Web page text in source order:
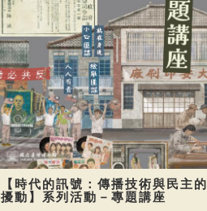
【時代的訊號：傳播技術與民主的
擾動】系列活動－專題講座